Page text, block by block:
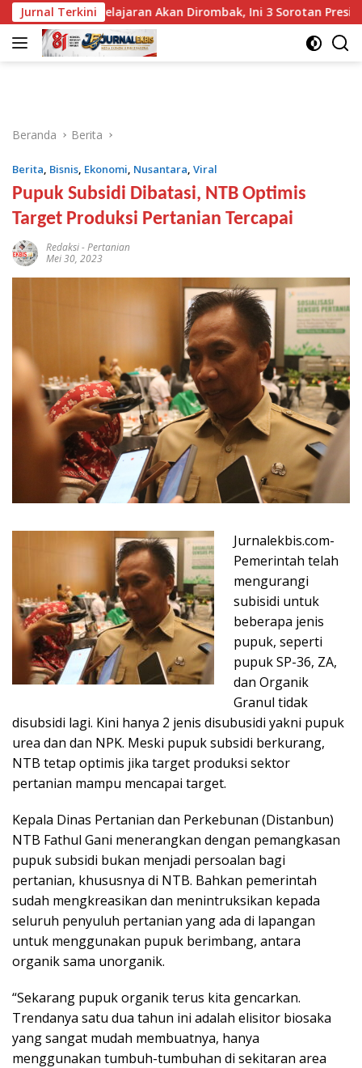
Langsung
ke
konten
Jurnal Terkini
Pelajaran Akan Dirombak, Ini 3 Sorotan Presiden
Beranda Berita
Berita, Bisnis, Ekonomi, Nusantara, Viral
Pupuk Subsidi Dibatasi, NTB Optimis
Target Produksi Pertanian Tercapai
Redaksi-Pertanian
Mei 30, 2023
Jurnalekbis.com-
Pemerintah telah
mengurangi
subisidi untuk
beberapa jenis
pupuk, seperti
pupuk SP-36, ZA,
dan Organik
Granul tidak
disubsidi lagi. Kini hanya 2 jenis disubusidi yakni pupuk
urea dan dan NPK. Meski pupuk subsidi berkurang,
NTB tetap optimis jika target produksi sektor
pertanian mampu mencapai target.
Kepala Dinas Pertanian dan Perkebunan (Distanbun)
NTB Fathul Gani menerangkan dengan pemangkasan
pupuk subsidi bukan menjadi persoalan bagi
pertanian, khususnya di NTB. Bahkan pemerintah
sudah mengkreasikan dan menintruksikan kepada
seluruh penyuluh pertanian yang ada di lapangan
untuk menggunakan pupuk berimbang, antara
organik sama unorganik.
“Sekarang pupuk organik terus kita gencarkan.
Trendanya satu dua tahun ini adalah elisitor biosaka
yang sangat mudah membuatnya, hanya
menggunakan tumbuh-tumbuhan di sekitaran area